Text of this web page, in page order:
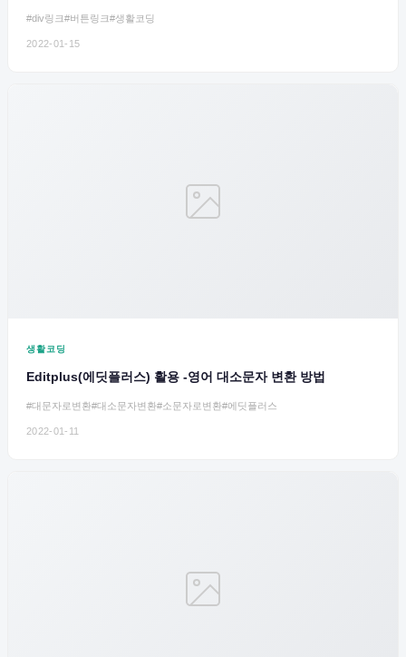
#div링크#버튼링크#생활코딩
2022-01-15
생활코딩
Editplus(에딧플러스) 활용 -영어 대소문자 변환 방법
#대문자로변환#대소문자변환#소문자로변환#에딧플러스
2022-01-11